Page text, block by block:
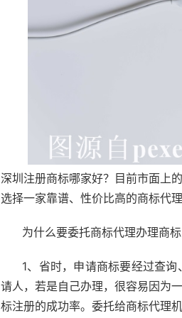
深圳注册商标哪家好？目前市面上
选择一家靠谱、性价比高的商标代
为什么要委托商标代理办理商标
1、省时，申请商标要经过查
请人，若是自己办理，很容易因为
标注册的成功率。委托给商标代理